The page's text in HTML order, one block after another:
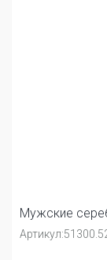
Мужские
Артикул: